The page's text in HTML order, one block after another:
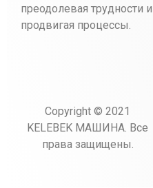
преодолевая трудности и
продвигая процессы.
Copyright © 2021
KELEBEK МАШИНА. Все
права защищены.